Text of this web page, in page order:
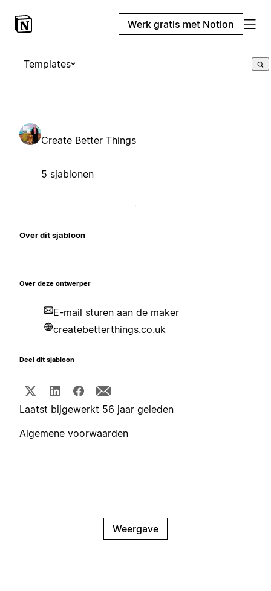
Werk gratis met Notion
Templates
Create Better Things
5 sjablonen
Over dit sjabloon
Over deze ontwerper
E-mail sturen aan de maker
createbetterthings.co.uk
Deel dit sjabloon
Laatst bijgewerkt 56 jaar geleden
Algemene voorwaarden
Weergave